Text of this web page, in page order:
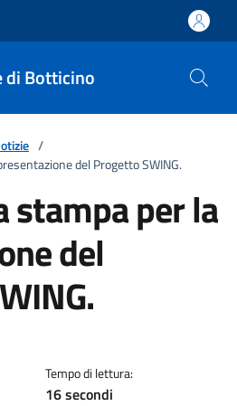
di Botticino
/
del Progetto SWING.
stampa per la
del
Tempo di lettura:
16 secondi